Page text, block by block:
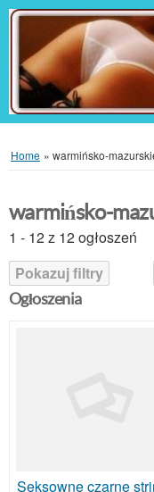
Home » warmińsko-
warmińsko-
1 - 12 z 12 ogłoszeń
Pokazuj filtry
Ogłoszenia